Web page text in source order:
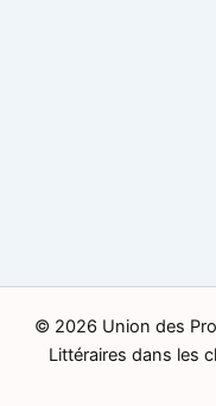
© 2026 Union des
Littéraires dans les